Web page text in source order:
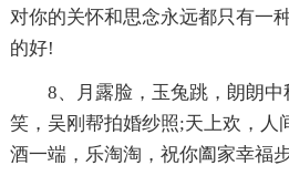
对你的关怀和思念永远都只有一
的好!
8、月露脸，玉兔跳，朗朗
笑，吴刚帮拍婚纱照;天上欢，人
酒一端，乐淘淘，祝你阖家幸福